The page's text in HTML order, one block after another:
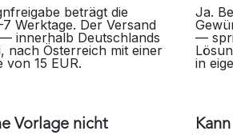
beträgt die
Werktage. Der Versand
innerhalb Deutschlands
nach Österreich mit einer
von 15 EUR.
Ja.
—
in
Vorlage nicht